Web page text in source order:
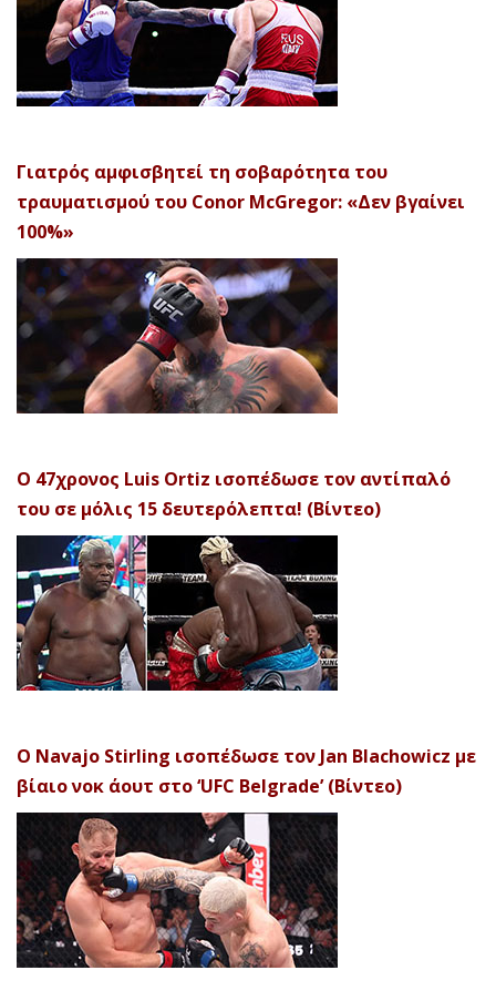
Γιατρός αμφισβητεί τη σοβαρότητα του
τραυματισμού του Conor McGregor: «Δεν βγαίνει
100%»
Ο 47χρονος Luis Ortiz ισοπέδωσε τον αντίπαλό
του σε μόλις 15 δευτερόλεπτα! (Βίντεο)
Ο Navajo Stirling ισοπέδωσε τον Jan Blachowicz με
βίαιο νοκ άουτ στο ‘UFC Belgrade’ (Βίντεο)